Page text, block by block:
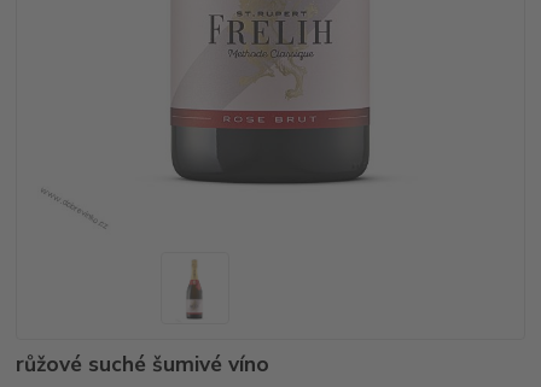
růžové suché šumivé víno